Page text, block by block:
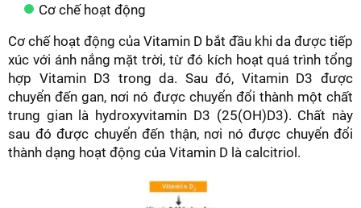
Cơ chế hoạt động
Cơ chế hoạt động của Vitamin D bắt đầu khi da được tiếp
xúc với ánh nắng mặt trời, từ đó kích hoạt quá trình tổng
hợp Vitamin D3 trong da. Sau đó, Vitamin D3 được
chuyển đến gan, nơi nó được chuyển đổi thành một chất
trung gian là hydroxyvitamin D3 (25(OH)D3). Chất này
sau đó được chuyển đến thận, nơi nó được chuyển đổi
thành dạng hoạt động của Vitamin D là calcitriol.